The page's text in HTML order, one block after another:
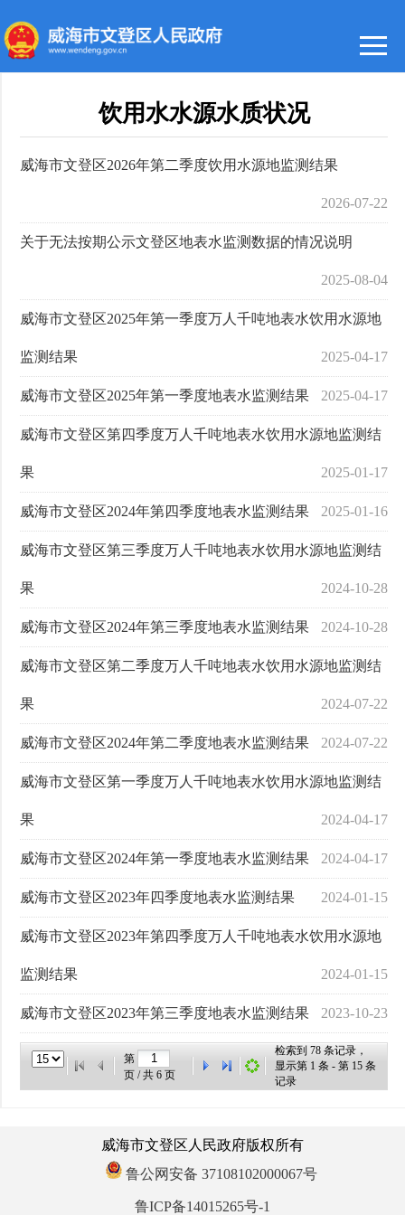
饮用水水源水质状况
威海市文登区2026年第二季度饮用水源地监测结果
2026-07-22
关于无法按期公示文登区地表水监测数据的情况说明
2025-08-04
威海市文登区2025年第一季度万人千吨地表水饮用水源地
监测结果 2025-04-17
威海市文登区2025年第一季度地表水监测结果 2025-04-17
威海市文登区第四季度万人千吨地表水饮用水源地监测结
果 2025-01-17
威海市文登区2024年第四季度地表水监测结果 2025-01-16
威海市文登区第三季度万人千吨地表水饮用水源地监测结
果 2024-10-28
威海市文登区2024年第三季度地表水监测结果 2024-10-28
威海市文登区第二季度万人千吨地表水饮用水源地监测结
果 2024-07-22
威海市文登区2024年第二季度地表水监测结果 2024-07-22
威海市文登区第一季度万人千吨地表水饮用水源地监测结
果 2024-04-17
威海市文登区2024年第一季度地表水监测结果 2024-04-17
威海市文登区2023年四季度地表水监测结果 2024-01-15
威海市文登区2023年第四季度万人千吨地表水饮用水源地
监测结果 2024-01-15
威海市文登区2023年第三季度地表水监测结果 2023-10-23
第
页 / 共 6 页
检索到 78 条记录，
显示第 1 条 - 第 15 条
记录
威海市文登区人民政府版权所有
鲁公网安备 37108102000067号
鲁ICP备14015265号-1